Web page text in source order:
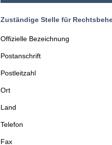
Zuständige Stelle für
Offizielle Bezeichnung
Postanschrift
Postleitzahl
Ort
Land
Telefon
Fax